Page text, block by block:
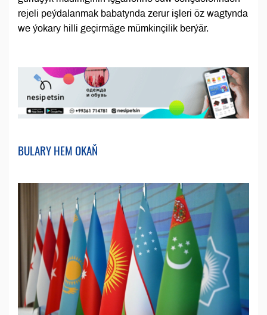
rejeli peýdalanmak babatynda zerur işleri öz wagtynda
we ýokary hilli geçirmäge mümkinçilik berýär.
BULARY HEM OKAŇ